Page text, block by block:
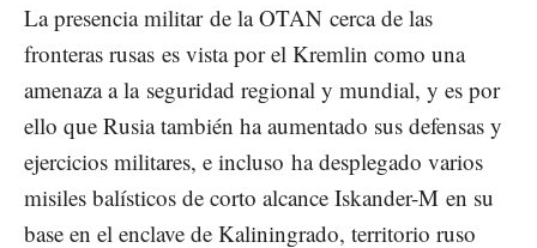
La presencia militar de la OTAN cerca de las
fronteras rusas es vista por el Kremlin como una
amenaza a la seguridad regional y mundial, y es por
ello que Rusia también ha aumentado sus defensas y
ejercicios militares, e incluso ha desplegado varios
misiles balísticos de corto alcance Iskander-M en su
base en el enclave de Kaliningrado, territorio ruso